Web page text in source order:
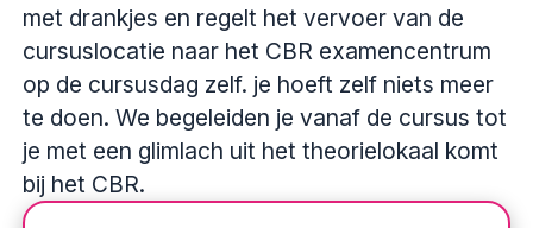
met drankjes en regelt het vervoer van de
cursuslocatie naar het CBR examencentrum
op de cursusdag zelf. je hoeft zelf niets meer
te doen. We begeleiden je vanaf de cursus tot
je met een glimlach uit het theorielokaal komt
bij het CBR.